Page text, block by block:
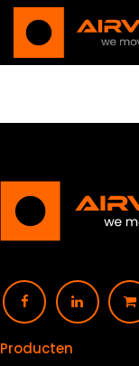
Overslaan naar inhoud
Producten